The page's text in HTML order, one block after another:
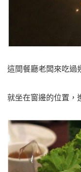
這間餐廳老闆來吃過
就坐在窗邊的位置，